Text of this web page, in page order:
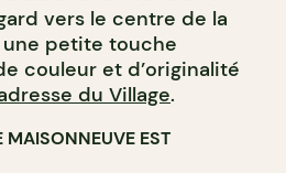
vers le centre de la
petite touche
couleur et d’originalité
du Village.
MAISONNEUVE EST